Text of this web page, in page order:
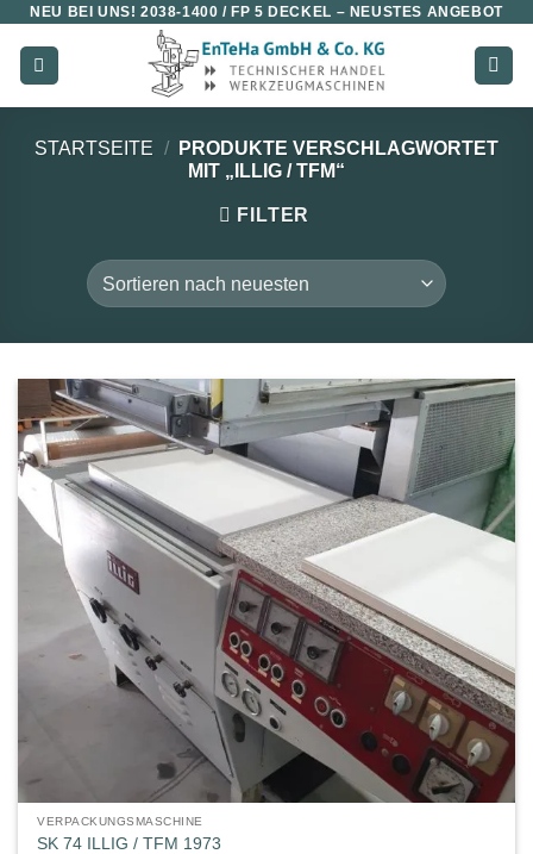
Zum
Inhalt
springen
NEU BEI UNS!2038-1400 / FP 5 DECKEL – NEUSTES ANGEBOT
STARTSEITE /
PRODUKTE VERSCHLAGWORTET
MIT „ILLIG / TFM“
FILTER
VERPACKUNGSMASCHINE
SK 74 ILLIG / TFM 1973